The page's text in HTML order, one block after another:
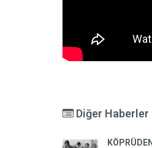
Diğer Haberler